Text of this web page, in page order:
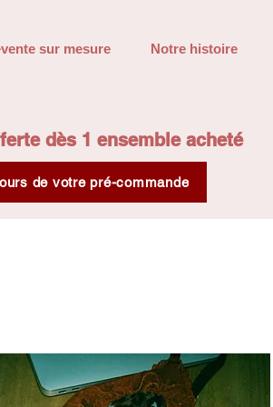
sur mesure Notre histoire
dès 1 ensemble acheté
de votre pré-commande